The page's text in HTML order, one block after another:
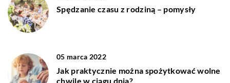
Spędzanie czasu z rodziną – pomysły
05 marca 2022
Jak praktycznie można spożytkować wolne
chwile w ciągu dnia?